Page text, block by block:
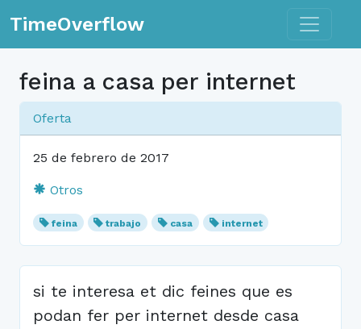
TimeOverflow Toggle
feina a casa per internet
Oferta
25 de febrero de 2017
Otros
feina trabajo casa internet
si te interesa et dic feines que es
podan fer per internet desde casa